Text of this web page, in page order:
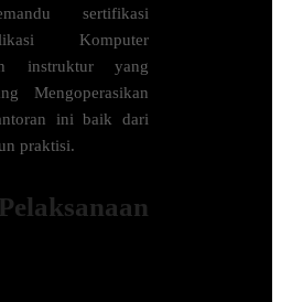
sertifikasi
Komputer
instruktur yang
Mengoperasikan
ini baik dari
praktisi.